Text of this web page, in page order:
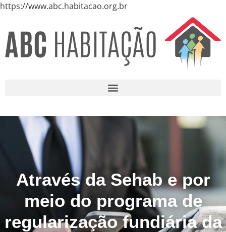
https://www.abc.habitacao.org.br
Através da Sehab e por
meio do programa de
regularização fundiária da